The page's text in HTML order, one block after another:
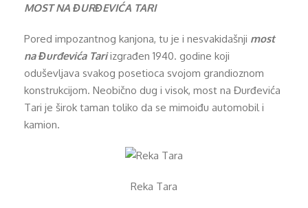
MOST NA ĐURĐEVIĆA TARI
Pored impozantnog kanjona, tu je i nesvakidašnji most
na Đurđevića Tariizgrađen 1940. godine koji
oduševljava svakog posetioca svojom grandioznom
konstrukcijom. Neobično dug i visok, most na Đurđevića
Tari je širok taman toliko da se mimoiđu automobil i
kamion.
Reka Tara